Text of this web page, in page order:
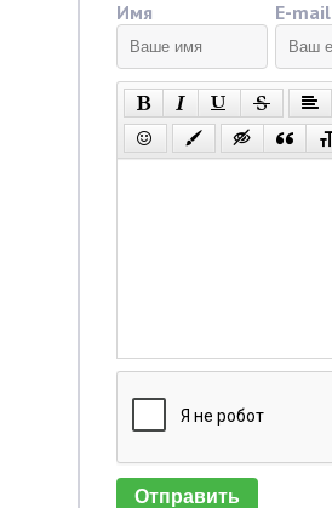
Имя E-mail
Отправить